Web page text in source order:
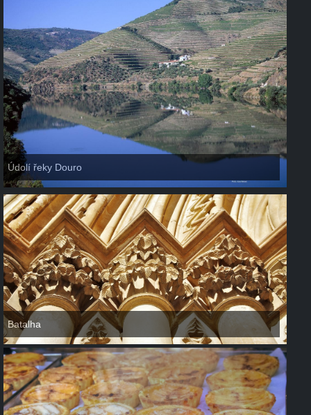
Údolí řeky Douro
Batalha